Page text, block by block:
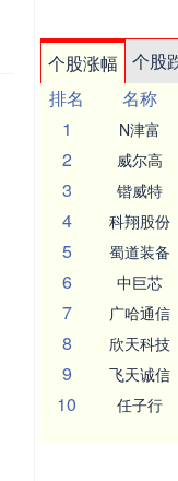
个股涨幅 个股
排名
名称
1
N津富
2 威尔高
3 锴威特
4 科翔股份
5 蜀道装备
6 中巨芯
7 广哈通信
8 欣天科技
9 飞天诚信
10 任子行